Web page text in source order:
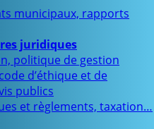
municipaux, rapports
juridiques
politique de gestion
d’éthique et de
publics
et règlements, taxation…